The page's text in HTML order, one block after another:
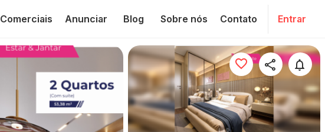
Comerciais Anunciar Blog Sobre nós Contato Entrar